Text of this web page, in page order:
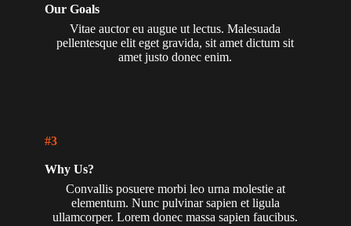
Our Goals
Vitae auctor eu augue ut lectus. Malesuada
pellentesque elit eget gravida, sit amet dictum sit
amet justo donec enim.
#3
Why Us?
Convallis posuere morbi leo urna molestie at
elementum. Nunc pulvinar sapien et ligula
ullamcorper. Lorem donec massa sapien faucibus.